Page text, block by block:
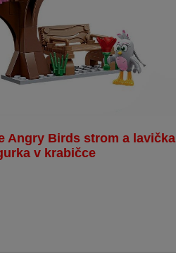
Angry Birds strom a lavička
v krabičce